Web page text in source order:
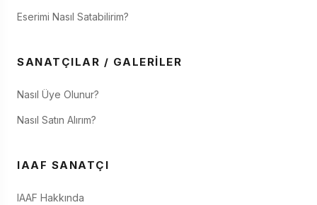
Eserimi Nasıl Satabilirim?
SANATÇILAR / GALERILER
Nasıl Üye Olunur?
Nasıl Satın Alırım?
IAAF SANATÇI
IAAF Hakkında